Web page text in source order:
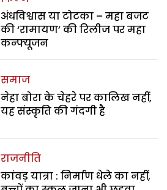
अंधविश्वास या टोटका – महा बजट
की ‘रामायण’ की रिलीज पर महा
कन्फ्यूजन
समाज
नेहा बोरा के चेहरे पर कालिख नहीं,
यह संस्कृति की गंदगी है
राजनीति
कांवड़ यात्रा : निर्माण धेले का नहीं,